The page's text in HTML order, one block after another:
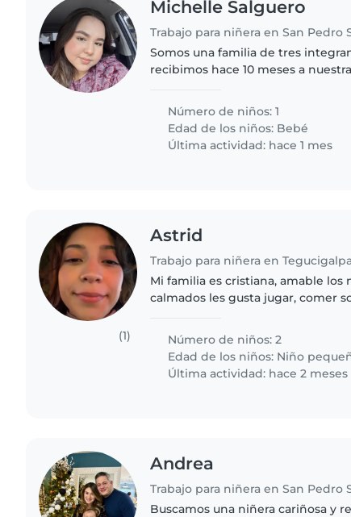
Michelle Salguero
Trabajo para niñera en San Pedro
Somos una familia de tres
recibimos hace 10 meses a
niñera cariñosa..
Número de niños: 1
Edad de los niños: Bebé
Última actividad: hace 1 mes
(1)
Astrid
Trabajo para niñera en Tegucigalpa
Mi familia es cristiana, amable los
calmados les gusta jugar, comer
pequeños de 3 y 10 años,
Número de niños: 2
Edad de los niños: Niño
Última actividad: hace 2 meses
Andrea
Trabajo para niñera en San Pedro
Buscamos una niñera cariñosa y